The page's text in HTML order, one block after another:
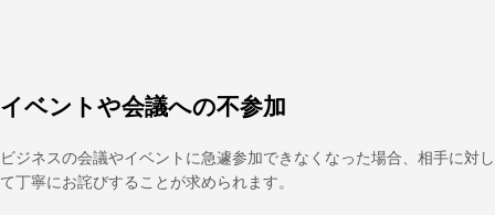
イベントや会議への不参加
ビジネスの会議やイベントに急遽参加できなくなった場合、相手に対し
て丁寧にお詫びすることが求められます。